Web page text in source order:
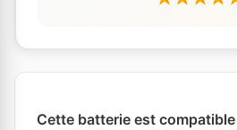
Cette batterie est